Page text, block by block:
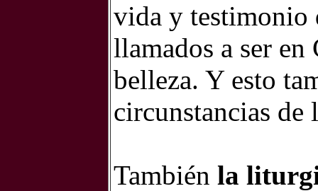
vida y testimonio
llamados a ser
belleza. Y esto
circunstancias de
También la